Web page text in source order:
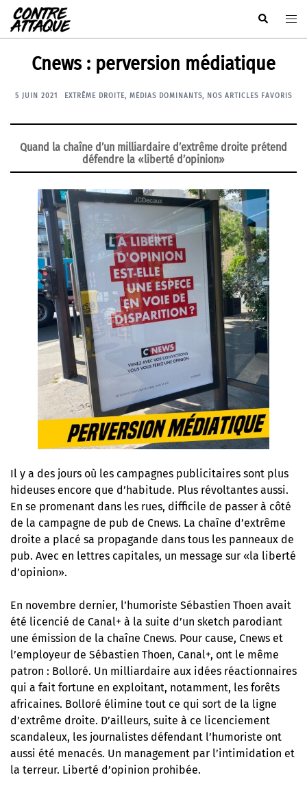
Aller
au
contenu
Rechercher
Cnews : perversion médiatique
5 JUIN 2021 EXTRÊME DROITE, MÉDIAS DOMINANTS, NOS ARTICLES FAVORIS
Quand la chaîne d’un milliardaire d’extrême droite prétend
défendre la «liberté d’opinion»
Il y a des jours où les campagnes publicitaires sont plus
hideuses encore que d’habitude. Plus révoltantes aussi.
En se promenant dans les rues, difficile de passer à côté
de la campagne de pub de Cnews. La chaîne d’extrême
droite a placé sa propagande dans tous les panneaux de
pub. Avec en lettres capitales, un message sur «la liberté
d’opinion».
En novembre dernier, l’humoriste Sébastien Thoen avait
été licencié de Canal+ à la suite d’un sketch parodiant
une émission de la chaîne Cnews. Pour cause, Cnews et
l’employeur de Sébastien Thoen, Canal+, ont le même
patron : Bolloré. Un milliardaire aux idées réactionnaires
qui a fait fortune en exploitant, notamment, les forêts
africaines. Bolloré élimine tout ce qui sort de la ligne
d’extrême droite. D’ailleurs, suite à ce licenciement
scandaleux, les journalistes défendant l’humoriste ont
aussi été menacés. Un management par l’intimidation et
la terreur. Liberté d’opinion prohibée.